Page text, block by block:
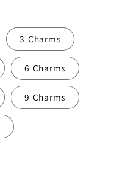
3 Charms
6 Charms
9 Charms